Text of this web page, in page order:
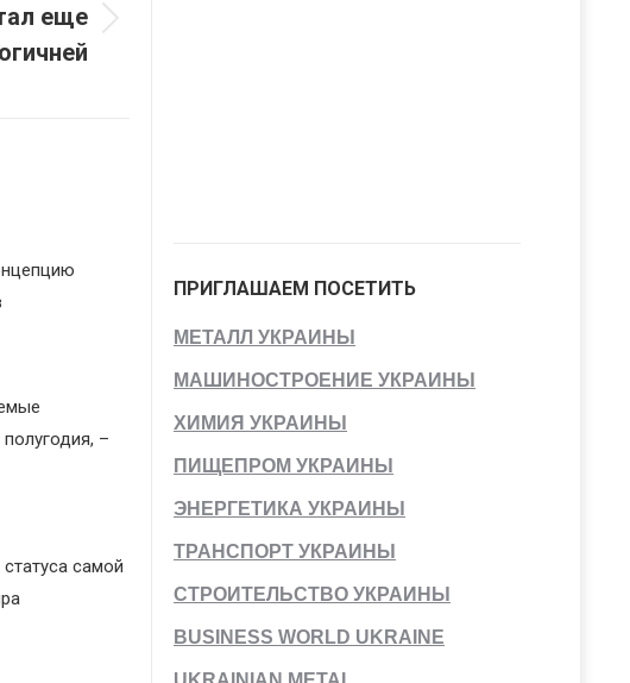
еще
–
самой
ПРИГЛАШАЕМ ПОСЕТИТЬ
МЕТАЛЛ УКРАИНЫ
МАШИНОСТРОЕНИЕ УКРАИНЫ
ХИМИЯ УКРАИНЫ
ПИЩЕПРОМ УКРАИНЫ
ЭНЕРГЕТИКА УКРАИНЫ
ТРАНСПОРТ УКРАИНЫ
СТРОИТЕЛЬСТВО УКРАИНЫ
BUSINESS WORLD UKRAINE